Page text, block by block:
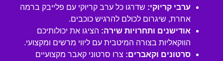
ערבי קריוקי: שדרגו כל ערב קריוקי עם פלייבק ברמה
אחרת, שיגרום לכולם להרגיש כוכבים.
אודישנים ותחרויות שירה: הציגו את יכולותיכם
הווקאליות בצורה המיטבית עם ליווי מרשים ומקצועי.
סרטונים וקאברים: צרו סרטוני קאבר מקצועיים